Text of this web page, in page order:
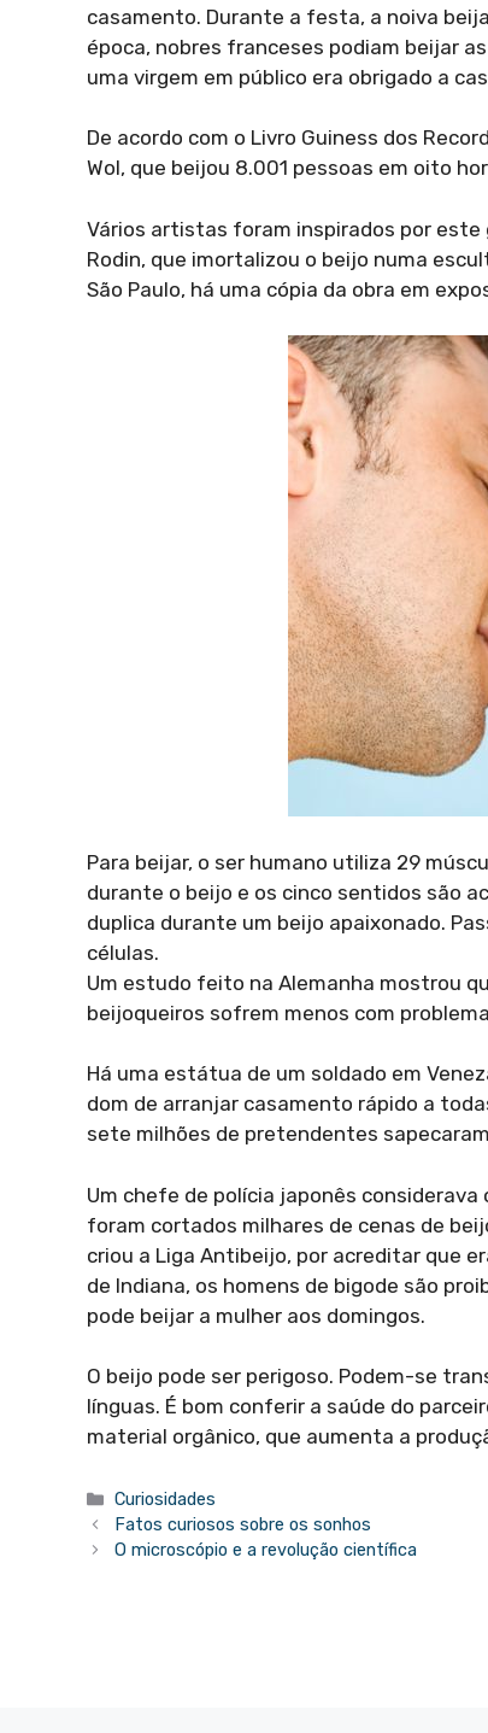
casamento. Durante a festa, a noiva
época, nobres franceses podiam beijar
uma virgem em público era obrigado a
De acordo com o Livro Guiness dos
Wol, que beijou 8.001 pessoas em oito
Vários artistas foram inspirados por
Rodin, que imortalizou o beijo numa
São Paulo, há uma cópia da obra em
Para beijar, o ser humano utiliza 29
durante o beijo e os cinco sentidos são
duplica durante um beijo apaixonado.
células.
Um estudo feito na Alemanha mostrou
beijoqueiros sofrem menos com
Há uma estátua de um soldado em
dom de arranjar casamento rápido a
sete milhões de pretendentes
Um chefe de polícia japonês
foram cortados milhares de cenas de
criou a Liga Antibeijo, por acreditar que
de Indiana, os homens de bigode são
pode beijar a mulher aos domingos.
O beijo pode ser perigoso. Podem-se
línguas. É bom conferir a saúde do
material orgânico, que aumenta a
Categorias
Curiosidades
Fatos curiosos sobre os sonhos
O microscópio e a revolução científica